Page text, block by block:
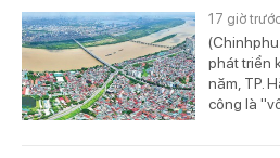
17 giờ
phát triển
năm, TP.
công là